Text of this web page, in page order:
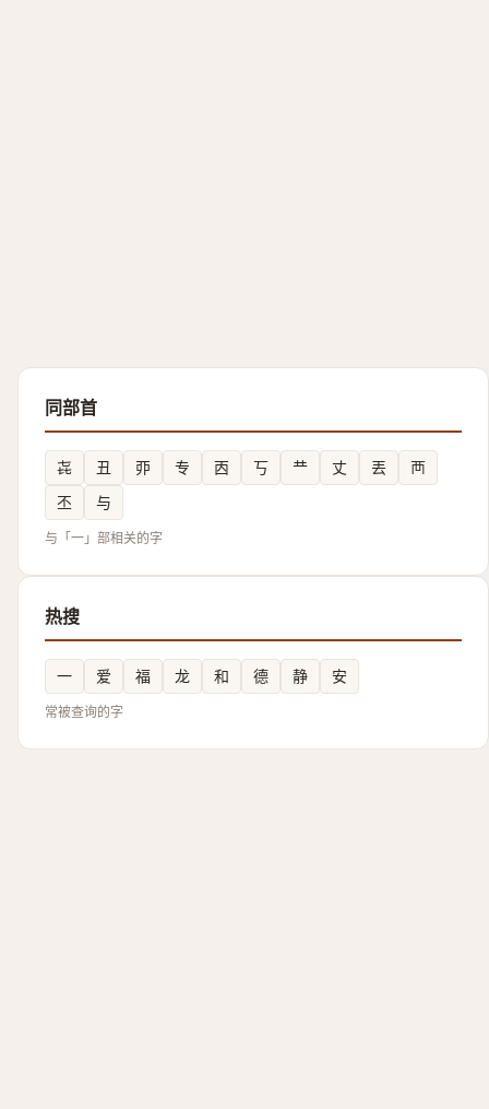
同部首
㐂 丑 丣 专 㐁 丂 龷 丈 丟
襾
丕
与
与「一」部相关的字
热搜
一 爱 福 龙 和 德 静 安
常被查询的字